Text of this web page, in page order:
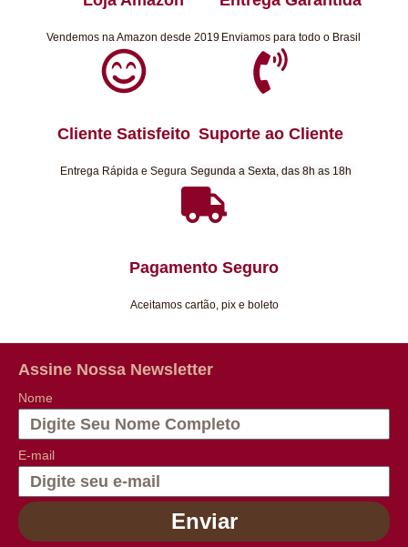
Vendemos na Amazon desde 2019 Enviamos para todo o Brasil
Cliente Satisfeito
Entrega Rápida e Segura
Suporte ao Cliente
Segunda a Sexta, das 8h as 18h
Pagamento Seguro
Aceitamos cartão, pix e boleto
Assine Nossa Newsletter
Nome
E-mail
Enviar